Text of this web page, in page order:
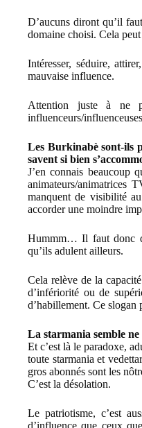
D’aucuns diront qu’il
domaine choisi. Cela
Intéresser, séduire,
mauvaise influence.
Attention juste à ne
influenceurs/
Les Burkinabè sont-ils
savent si bien
J’en connais beaucoup
animateurs/animatrices
manquent de visibilité
accorder une moindre
Hummm… Il faut donc
qu’ils adulent ailleurs.
Cela relève de la
d’infériorité ou de
d’habillement. Ce slogan
La starmania semble ne
Et c’est là le paradoxe,
toute starmania et
gros abonnés sont les
C’est la désolation.
Le patriotisme, c’est